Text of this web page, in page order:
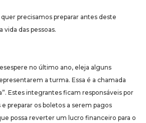
precisamos preparar antes deste
das pessoas.
no último ano, eleja alguns
a turma. Essa é a chamada
Estes integrantes ficam responsáveis por
preparar os boletos a serem pagos
possa reverter um lucro financeiro para o